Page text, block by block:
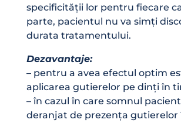
specificității lor pentru fiecare
parte, pacientul nu va simți
durata tratamentului.
Dezavantaje:
– pentru a avea efectul optim
aplicarea gutierelor pe dinți în
– în cazul în care somnul
deranjat de prezența gutierelor